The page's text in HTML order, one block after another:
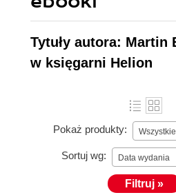
Tytuły autora: Martin
w księgarni Helion
Pokaż produkty: Wszystkie
Sortuj wg: Data wydania
Filtruj »